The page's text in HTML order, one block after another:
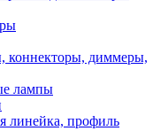
коннекторы, диммеры,
лампы
линейка, профиль